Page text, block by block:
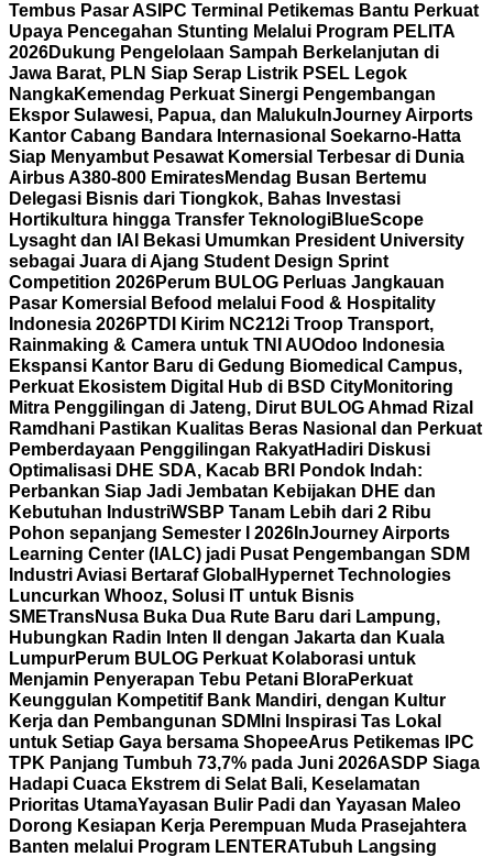
Tembus Pasar AS IPC Terminal Petikemas Bantu Perkuat
Upaya Pencegahan Stunting Melalui Program PELITA
2026Dukung Pengelolaan Sampah Berkelanjutan di
Jawa Barat, PLN Siap Serap Listrik PSEL Legok
NangkaKemendag Perkuat Sinergi Pengembangan
Ekspor Sulawesi, Papua, dan Maluku InJourney Airports
Kantor Cabang Bandara Internasional Soekarno-Hatta
Siap Menyambut Pesawat Komersial Terbesar di Dunia
Airbus A380-800 EmiratesMendag Busan Bertemu
Delegasi Bisnis dari Tiongkok, Bahas Investasi
Hortikultura hingga Transfer TeknologiBlueScope
Lysaght dan IAI Bekasi Umumkan President University
sebagai Juara di Ajang Student Design Sprint
Competition 2026Perum BULOG Perluas Jangkauan
Pasar Komersial Befood melalui Food & Hospitality
Indonesia 2026PTDI Kirim NC212i Troop Transport,
Rainmaking & Camera untuk TNI AUOdoo Indonesia
Ekspansi Kantor Baru di Gedung Biomedical Campus,
Perkuat Ekosistem Digital Hub di BSD CityMonitoring
Mitra Penggilingan di Jateng, Dirut BULOG Ahmad Rizal
Ramdhani Pastikan Kualitas Beras Nasional dan Perkuat
Pemberdayaan Penggilingan RakyatHadiri Diskusi
Optimalisasi DHE SDA, Kacab BRI Pondok Indah:
Perbankan Siap Jadi Jembatan Kebijakan DHE dan
Kebutuhan IndustriWSBP Tanam Lebih dari 2 Ribu
Pohon sepanjang Semester I 2026 InJourney Airports
Learning Center (IALC) jadi Pusat Pengembangan SDM
Industri Aviasi Bertaraf Global Hypernet Technologies
Luncurkan Whooz, Solusi IT untuk Bisnis
SMETransNusa Buka Dua Rute Baru dari Lampung,
Hubungkan Radin Inten II dengan Jakarta dan Kuala
LumpurPerum BULOG Perkuat Kolaborasi untuk
Menjamin Penyerapan Tebu Petani BloraPerkuat
Keunggulan Kompetitif Bank Mandiri, dengan Kultur
Kerja dan Pembangunan SDM Ini Inspirasi Tas Lokal
untuk Setiap Gaya bersama ShopeeArus Petikemas IPC
TPK Panjang Tumbuh 73,7% pada Juni 2026ASDP Siaga
Hadapi Cuaca Ekstrem di Selat Bali, Keselamatan
Prioritas UtamaYayasan Bulir Padi dan Yayasan Maleo
Dorong Kesiapan Kerja Perempuan Muda Prasejahtera
Banten melalui Program LENTERATubuh Langsing